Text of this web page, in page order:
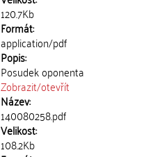
120.7Kb
Formát:
application/pdf
Popis:
Posudek oponenta
Zobrazit/otevřít
Název:
140080258.pdf
Velikost:
108.2Kb